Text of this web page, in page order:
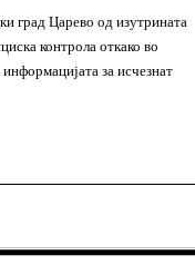
град Царево од изутрината
контрола откако во
за исчезнат